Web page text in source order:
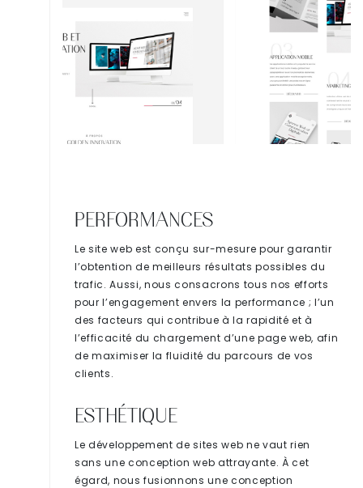
PERFORMANCES
Le site web est conçu sur-mesure pour garantir
l’obtention de meilleurs résultats possibles du
trafic. Aussi, nous consacrons tous nos efforts
pour l’engagement envers la performance ; l’un
des facteurs qui contribue à la rapidité et à
l’efficacité du chargement d’une page web, afin
de maximiser la fluidité du parcours de vos
clients.
ESTHÉTIQUE
Le développement de sites web ne vaut rien
sans une conception web attrayante. À cet
égard, nous fusionnons une conception